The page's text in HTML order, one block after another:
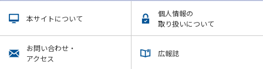
本サイトについて
個人情報の
取り扱いについて
お問い合わせ・
アクセス
広報誌